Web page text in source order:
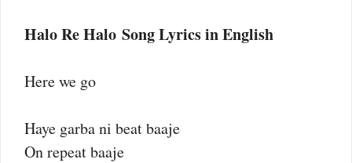
Halo Re Halo Song Lyrics in English
Here we go
Haye garba ni beat baaje
On repeat baaje